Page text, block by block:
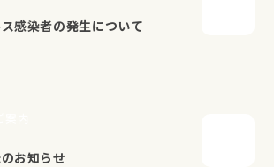
感染者の発生について
お知らせ